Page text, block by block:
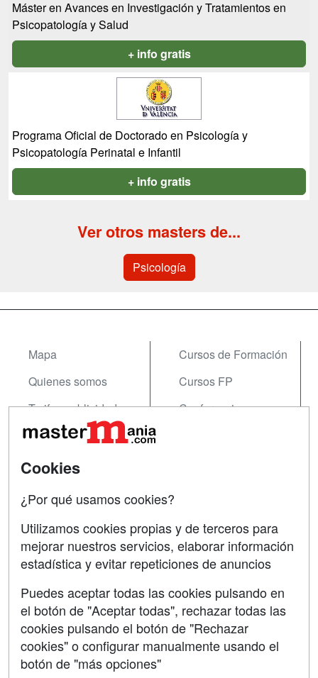
Máster en Avances en Investigación y Tratamientos en
Psicopatología y Salud
+ info gratis
Programa Oficial de Doctorado en Psicología y
Psicopatología Perinatal e Infantil
+ info gratis
Ver otros masters de...
Psicología
Mapa
Quienes somos
Tarifas publicidad
Acceso Usuarios
Acceso Centros
Cursos de Formación
Cursos FP
Conferencias
Contactar
Confidencialidad
Aviso legal
Copyleft
Cookies
¿Por qué usamos cookies?
Utilizamos cookies propias y de terceros para
mejorar nuestros servicios, elaborar información
estadística y evitar repeticiones de anuncios
Puedes aceptar todas las cookies pulsando en
el botón de "Aceptar todas", rechazar todas las
cookies pulsando el botón de "Rechazar
cookies" o configurar manualmente usando el
botón de "más opciones"